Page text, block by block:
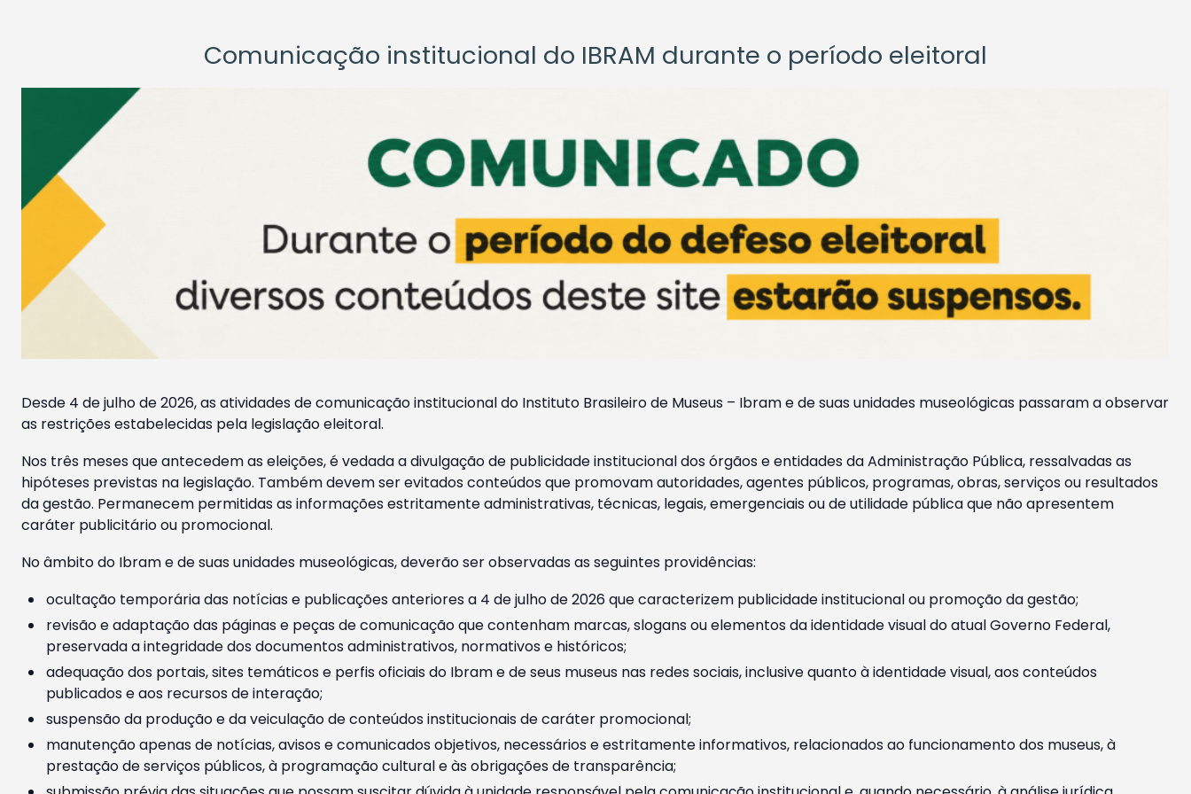
Comunicação institucional do IBRAM durante o período eleitoral
Desde 4 de julho de 2026, as atividades de comunicação institucional do Instituto Brasileiro de Museus – Ibram e de suas unidades museológicas passaram a observar
as restrições estabelecidas pela legislação eleitoral.
Nos três meses que antecedem as eleições, é vedada a divulgação de publicidade institucional dos órgãos e entidades da Administração Pública, ressalvadas as
hipóteses previstas na legislação. Também devem ser evitados conteúdos que promovam autoridades, agentes públicos, programas, obras, serviços ou resultados
da gestão. Permanecem permitidas as informações estritamente administrativas, técnicas, legais, emergenciais ou de utilidade pública que não apresentem
caráter publicitário ou promocional.
No âmbito do Ibram e de suas unidades museológicas, deverão ser observadas as seguintes providências:
ocultação temporária das notícias e publicações anteriores a 4 de julho de 2026 que caracterizem publicidade institucional ou promoção da gestão;
revisão e adaptação das páginas e peças de comunicação que contenham marcas, slogans ou elementos da identidade visual do atual Governo Federal,
preservada a integridade dos documentos administrativos, normativos e históricos;
adequação dos portais, sites temáticos e perfis oficiais do Ibram e de seus museus nas redes sociais, inclusive quanto à identidade visual, aos conteúdos
publicados e aos recursos de interação;
suspensão da produção e da veiculação de conteúdos institucionais de caráter promocional;
manutenção apenas de notícias, avisos e comunicados objetivos, necessários e estritamente informativos, relacionados ao funcionamento dos museus, à
prestação de serviços públicos, à programação cultural e às obrigações de transparência;